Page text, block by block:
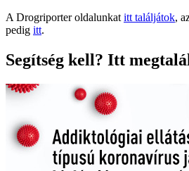
A Drogriporter oldalunkat itt találjátok,
pedig itt.
Segítség kell? Itt